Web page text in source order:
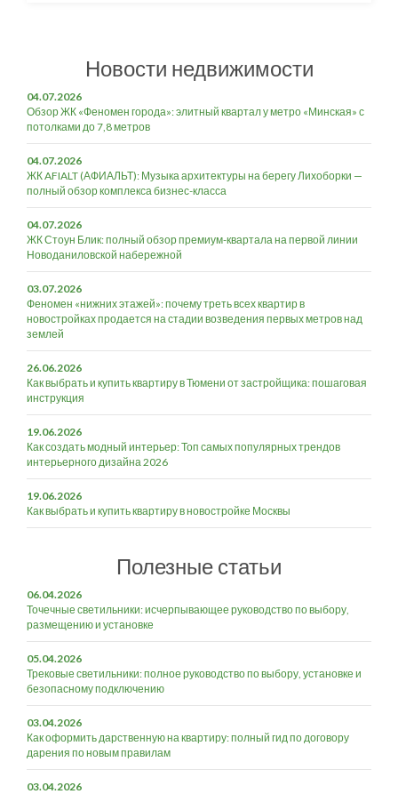
Новости недвижимости
04.07.2026
Обзор ЖК «Феномен города»: элитный квартал у метро «Минская» с
потолками до 7,8 метров
04.07.2026
ЖК AFIALT (АФИАЛЬТ): Музыка архитектуры на берегу Лихоборки —
полный обзор комплекса бизнес-класса
04.07.2026
ЖК Стоун Блик: полный обзор премиум-квартала на первой линии
Новоданиловской набережной
03.07.2026
Феномен «нижних этажей»: почему треть всех квартир в
новостройках продается на стадии возведения первых метров над
землей
26.06.2026
Как выбрать и купить квартиру в Тюмени от застройщика: пошаговая
инструкция
19.06.2026
Как создать модный интерьер: Топ самых популярных трендов
интерьерного дизайна 2026
19.06.2026
Как выбрать и купить квартиру в новостройке Москвы
Полезные статьи
06.04.2026
Точечные светильники: исчерпывающее руководство по выбору,
размещению и установке
05.04.2026
Трековые светильники: полное руководство по выбору, установке и
безопасному подключению
03.04.2026
Как оформить дарственную на квартиру: полный гид по договору
дарения по новым правилам
03.04.2026